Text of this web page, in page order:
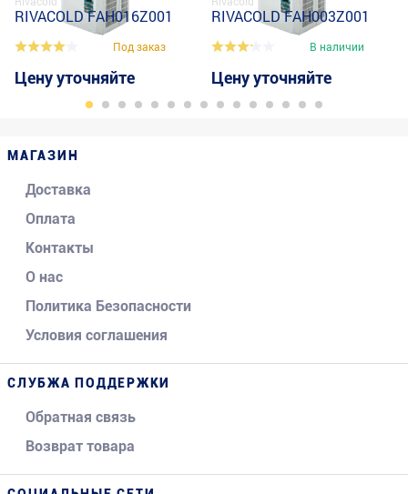
RIVACOLD FAH016Z001
Под заказ
Цену уточняйте
RIVACOLD FAH003Z001
В наличии
Цену уточняйте
МАГАЗИН
Доставка
Оплата
Контакты
О нас
Политика Безопасности
Условия соглашения
СЛУБЖА ПОДДЕРЖКИ
Обратная связь
Возврат товара